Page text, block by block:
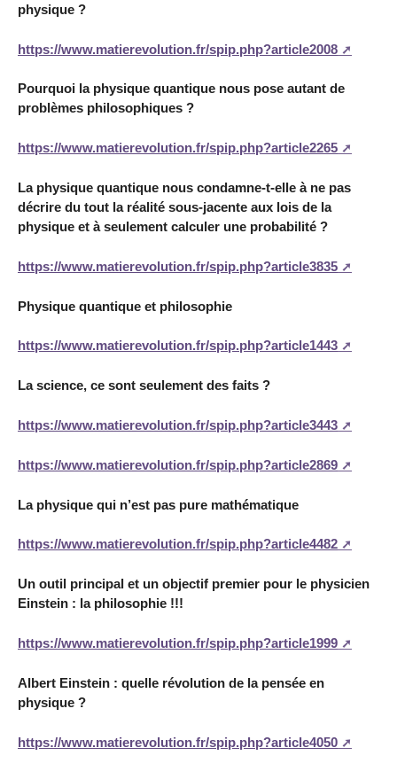
physique ?
https://www.matierevolution.fr/spip.php?article2008
Pourquoi la physique quantique nous pose autant de
problèmes philosophiques ?
https://www.matierevolution.fr/spip.php?article2265
La physique quantique nous condamne-t-elle à ne pas
décrire du tout la réalité sous-jacente aux lois de la
physique et à seulement calculer une probabilité ?
https://www.matierevolution.fr/spip.php?article3835
Physique quantique et philosophie
https://www.matierevolution.fr/spip.php?article1443
La science, ce sont seulement des faits ?
https://www.matierevolution.fr/spip.php?article3443
https://www.matierevolution.fr/spip.php?article2869
La physique qui n’est pas pure mathématique
https://www.matierevolution.fr/spip.php?article4482
Un outil principal et un objectif premier pour le physicien
Einstein : la philosophie !!!
https://www.matierevolution.fr/spip.php?article1999
Albert Einstein : quelle révolution de la pensée en
physique ?
https://www.matierevolution.fr/spip.php?article4050